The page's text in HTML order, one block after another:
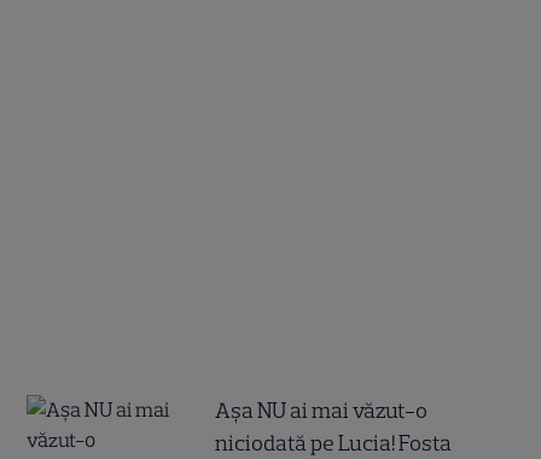
Așa NU ai mai văzut-o
niciodată pe Lucia! Fosta